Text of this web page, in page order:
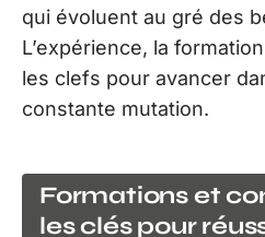
qui évoluent au gré des
L’expérience, la
les clefs pour avancer
constante mutation.
Formations et
les clés pour